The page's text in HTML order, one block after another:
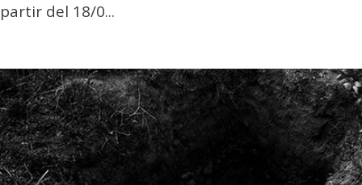
partir del 18/0...